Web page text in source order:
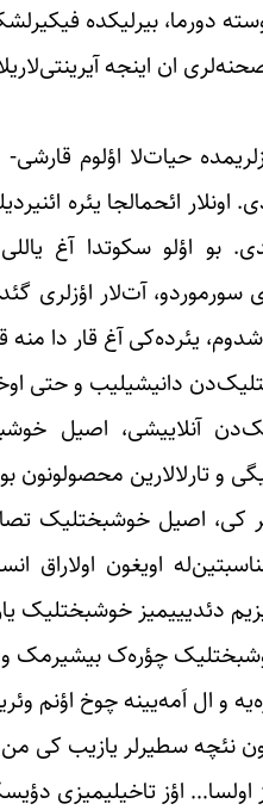
دورما، بیرلیکده
ان اینجه آیرینتی‌لاریلا
حیات‌لا اؤلوم قارشی-
اونلار ائحمالجا یئره
بو اؤلو سکوتدا آغ
سورموردو، آت‌لار اؤزلری
یئرده‌کی آغ قار دا منه
دانیشیلیب و حتی
آنلاییشی، اصیل
و تارلالارین
کی، اصیل خوشبختلیک
مناسبتین‌له اویغون
دئدیییمیز خوشبختلیک
چؤره‌ک‌ بیشیرمک
و ال اَمه‌یینه چوخ اؤنم
نئچه سطیرلر یازیب کی من
اولسا… اؤز تاخیلیمیزی